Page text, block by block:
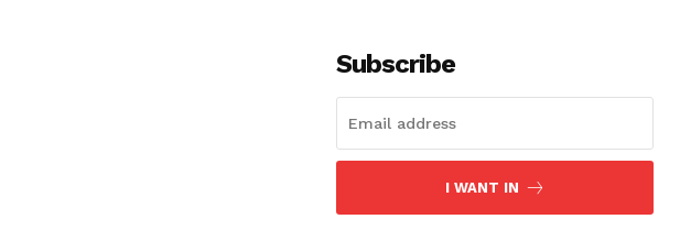
Subscribe
I WANT IN